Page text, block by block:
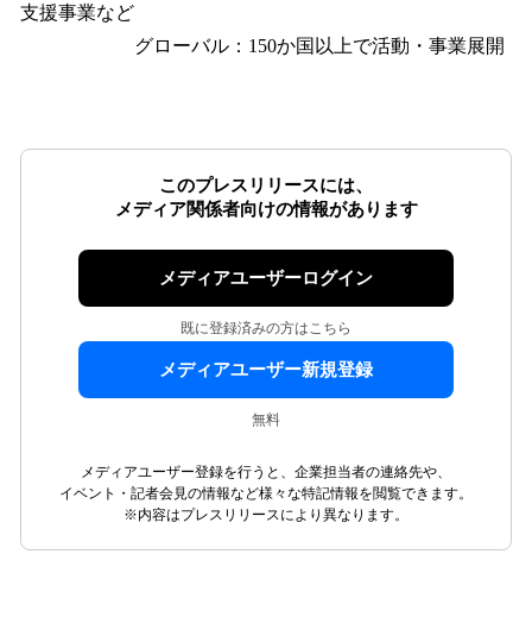
支援事業など
グローバル：150か国以上で活動・事業展開
このプレスリリースには、
メディア関係者向けの情報があります
メディアユーザーログイン
既に登録済みの方はこちら
メディアユーザー新規登録
無料
メディアユーザー登録を行うと、企業担当者の連絡先や、
イベント・記者会見の情報など様々な特記情報を閲覧できます。
※内容はプレスリリースにより異なります。